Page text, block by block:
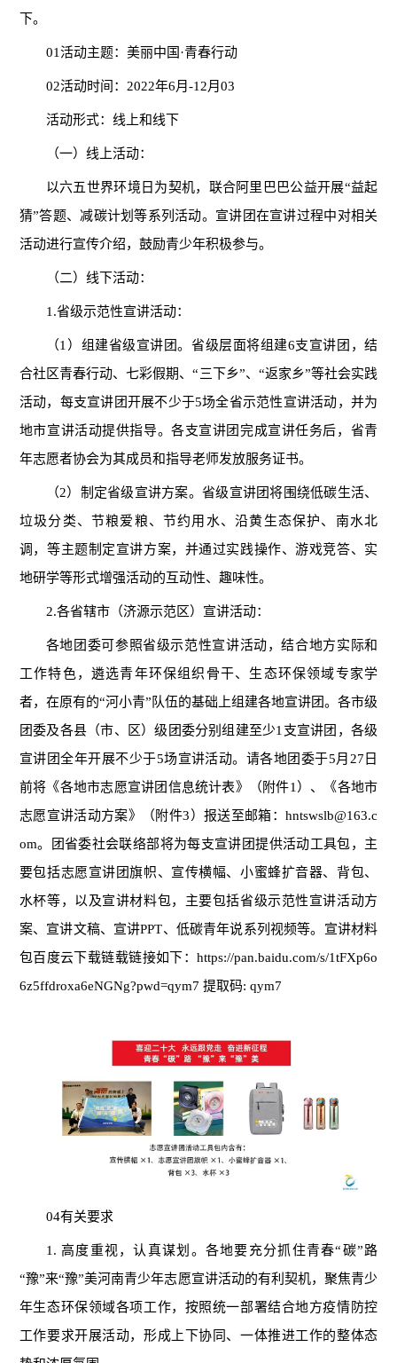
下。
01活动主题：美丽中国·青春行动
02活动时间：2022年6月-12月03
活动形式：线上和线下
（一）线上活动：
以六五世界环境日为契机，联合阿里巴巴公益开展“益起
猜”答题、减碳计划等系列活动。宣讲团在宣讲过程中对相关
活动进行宣传介绍，鼓励青少年积极参与。
（二）线下活动：
1.省级示范性宣讲活动：
（1）组建省级宣讲团。省级层面将组建6支宣讲团，结
合社区青春行动、七彩假期、“三下乡”、“返家乡”等社会实践
活动，每支宣讲团开展不少于5场全省示范性宣讲活动，并为
地市宣讲活动提供指导。各支宣讲团完成宣讲任务后，省青
年志愿者协会为其成员和指导老师发放服务证书。
（2）制定省级宣讲方案。省级宣讲团将围绕低碳生活、
垃圾分类、节粮爱粮、节约用水、沿黄生态保护、南水北
调，等主题制定宣讲方案，并通过实践操作、游戏竞答、实
地研学等形式增强活动的互动性、趣味性。
2.各省辖市（济源示范区）宣讲活动：
各地团委可参照省级示范性宣讲活动，结合地方实际和
工作特色，遴选青年环保组织骨干、生态环保领域专家学
者，在原有的“河小青”队伍的基础上组建各地宣讲团。各市级
团委及各县（市、区）级团委分别组建至少1支宣讲团，各级
宣讲团全年开展不少于5场宣讲活动。请各地团委于5月27日
前将《各地市志愿宣讲团信息统计表》（附件1）、《各地市
志愿宣讲活动方案》（附件3）报送至邮箱：hntswslb@163.c
om。团省委社会联络部将为每支宣讲团提供活动工具包，主
要包括志愿宣讲团旗帜、宣传横幅、小蜜蜂扩音器、背包、
水杯等，以及宣讲材料包，主要包括省级示范性宣讲活动方
案、宣讲文稿、宣讲PPT、低碳青年说系列视频等。宣讲材料
包百度云下载链载链接如下：https://pan.baidu.com/s/1tFXp6o
6z5ffdroxa6eNGNg?pwd=qym7 提取码: qym7
04有关要求
1. 高度重视，认真谋划。各地要充分抓住青春“碳”路
“豫”来“豫”美河南青少年志愿宣讲活动的有利契机，聚焦青少
年生态环保领域各项工作，按照统一部署结合地方疫情防控
工作要求开展活动，形成上下协同、一体推进工作的整体态